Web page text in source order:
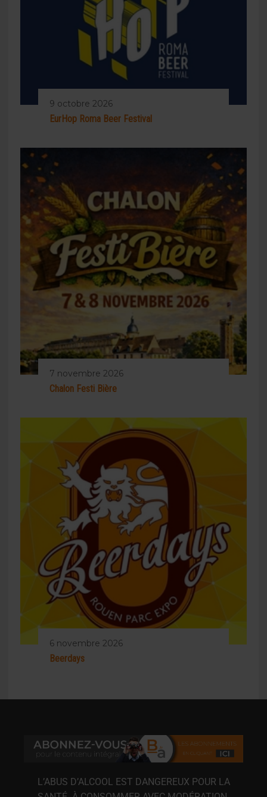
9 octobre 2026
EurHop Roma Beer Festival
7 novembre 2026
Chalon Festi Bière
6 novembre 2026
Beerdays
L’ABUS D’ALCOOL EST DANGEREUX POUR LA